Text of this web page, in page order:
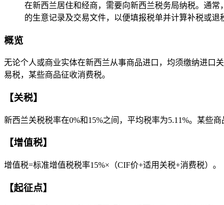
在新西兰居住和经商，需要向新西兰税务局纳税。通
的生意记录及交易文件，以便填报税单并计算补税或
概览
无论个人或商业实体在新西兰从事商品进口，均须缴纳进口
易税，某些商品征收消费税。
【关税】
新西兰关税税率在0%和15%之间，平均税率为5.11%。某些
【增值税】
增值税=标准增值税税率15%×（CIF价+适用关税+消费税）。
【起征点】